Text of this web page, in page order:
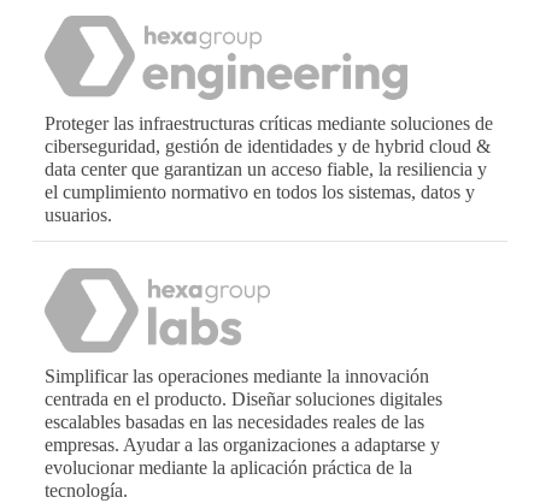
Proteger las infraestructuras críticas mediante soluciones de
ciberseguridad, gestión de identidades y de hybrid cloud &
data center que garantizan un acceso fiable, la resiliencia y
el cumplimiento normativo en todos los sistemas, datos y
usuarios.
Simplificar las operaciones mediante la innovación
centrada en el producto. Diseñar soluciones digitales
escalables basadas en las necesidades reales de las
empresas. Ayudar a las organizaciones a adaptarse y
evolucionar mediante la aplicación práctica de la
tecnología.